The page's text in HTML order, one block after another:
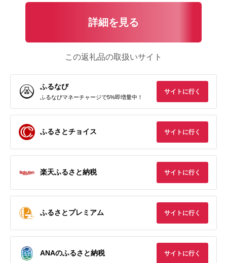
詳細を見る
この返礼品の取扱いサイト
ふるなび
ふるなびマネーチャージで5%即増量中！
サイトに行く
ふるさとチョイス サイトに行く
楽天ふるさと納税 サイトに行く
ふるさとプレミアム サイトに行く
ANAのふるさと納税 サイトに行く